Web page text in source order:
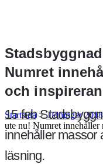
Numret
och
Startsida>Tidningar 2018
ute nu! Numret innehåller
15 feb
innehåller massor
läsning.